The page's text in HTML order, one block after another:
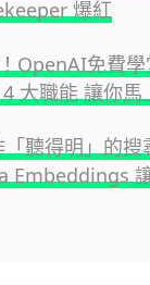
爆紅
OpenAI免費
大職能 讓你馬
「聽得明」的
Embeddings